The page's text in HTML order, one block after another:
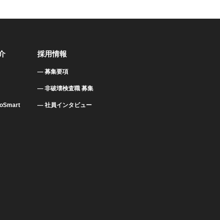
採用情報
募集要項
非破壊検査職 募集
社員インタビュー